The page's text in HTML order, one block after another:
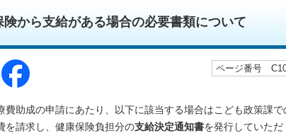
険から支給がある場合の必要書類について
ページ番号
費助成の申請にあたり、以下に該当する場合はこども政策課
を請求し、健康保険負担分の支給決定通知書を発行していた